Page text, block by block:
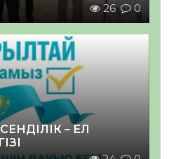
26 0
– ЕЛ